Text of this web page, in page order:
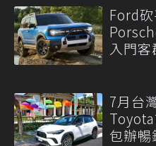
Ford
入門
7月台
包辦暢